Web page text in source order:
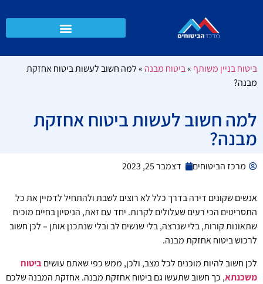
ביטוח בניין משותף »ביטוח מבנה »למה חשוב לעשות ביטוח אחזקת
מבנה?
למה חשוב לעשות ביטוח אחזקת
מבנה?
מרכז הביטוחים דצמבר 25, 2023
אנשים שקונים דירה בדרך כלל לא רוצים לשבת ולהתחיל לדמיין את כל
התסריטים הכי רעים שעלולים לקרות. יחד עם זאת, הניסיון בחיים מוכיח
שתאונות קורות, בלי שנרצה, בלי שנשים לב ובלי שנתכנן אותן – לכן חשוב
לרכוש ביטוח אחזקת מבנה.
לכן חשוב להיות מוכנים לכל מצב, ולכן, ממש כפי שאתם עושיםביטוח
משכנתא, כך חשוב שתעשו גם ביטוח אחזקת מבנה. אחזקת המבנה שלכם